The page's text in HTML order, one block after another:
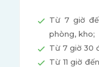
Từ 7 giờ
phòng, kho;
Từ 7 giờ 30
Từ 11 giờ